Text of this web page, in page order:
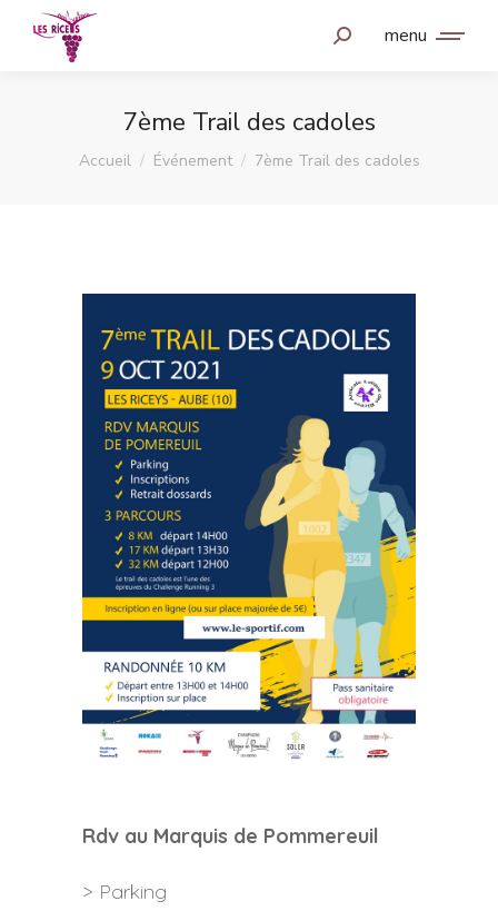
menu
7ème Trail des cadoles
Vous êtes ici :
Accueil Événement 7ème Trail des cadoles
Rdv au Marquis de Pommereuil
> Parking